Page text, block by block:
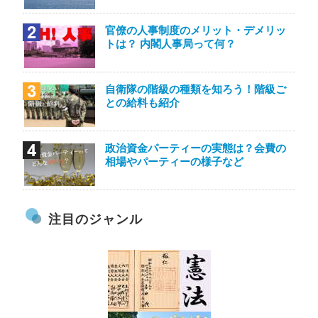
官僚の人事制度のメリット・デメリッ
トは？ 内閣人事局って何？
自衛隊の階級の種類を知ろう！階級ご
との給料も紹介
政治資金パーティーの実態は？会費の
相場やパーティーの様子など
注目のジャンル